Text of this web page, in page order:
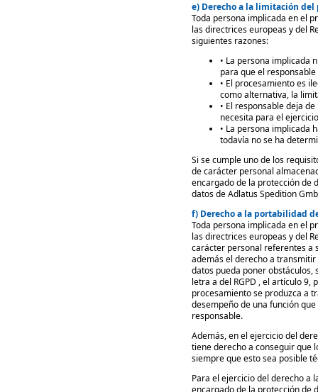
e) Derecho a la limitación del
Toda persona implicada en el
las directrices europeas y del
siguientes razones:
• La persona implicada
para que el
• El procesamiento es
como alternativa, la
• El responsable deja
necesita para el
• La persona implicada
todavía no se ha
Si se cumple uno de los
de carácter personal
encargado de la protección de
datos de Adlatus Spedition
f) Derecho a la portabilidad
Toda persona implicada en el
las directrices europeas y del
carácter personal referentes a
además el derecho a
datos pueda poner
letra a del RGPD , el artículo 9,
procesamiento se produzca a
desempeño de una función
responsable.
Además, en el ejercicio del
tiene derecho a conseguir que
siempre que esto sea posible
Para el ejercicio del derecho a
encargado de la protección de